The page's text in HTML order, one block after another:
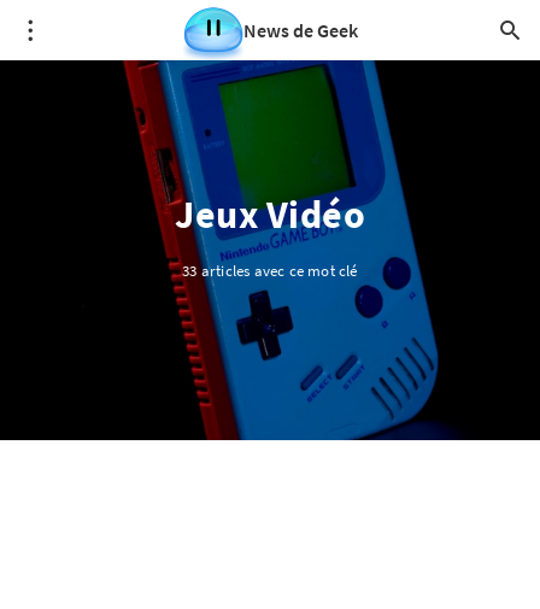
News de Geek
Jeux Vidéo
33 articles avec ce mot clé